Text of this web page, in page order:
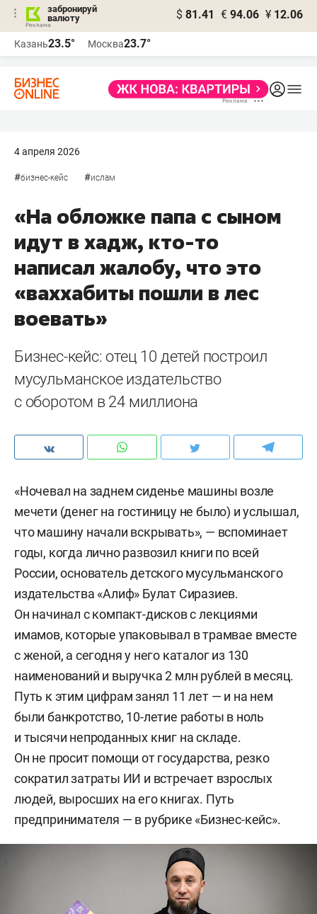
забронируй
валюту
$ 81.41 € 94.06 ¥ 12.06
Казань23.5° Москва23.7°
4 апреля 2026
#бизнес-кейс #ислам
«На обложке папа с сыном
идут в хадж, кто-то
написал жалобу, что это
«ваххабиты пошли в лес
воевать»
Бизнес-кейс: отец 10 детей построил
мусульманское издательство
с оборотом в 24 миллиона
«Ночевал на заднем сиденье машины возле
мечети (денег на гостиницу не было) и услышал,
что машину начали вскрывать», — вспоминает
годы, когда лично развозил книги по всей
России, основатель детского мусульманского
издательства «Алиф» Булат Сиразиев.
Он начинал с компакт-дисков с лекциями
имамов, которые упаковывал в трамвае вместе
с женой, а сегодня у него каталог из 130
наименований и выручка 2 млн рублей в месяц.
Путь к этим цифрам занял 11 лет — и на нем
были банкротство, 10-летие работы в ноль
и тысячи непроданных книг на складе.
Он не просит помощи от государства, резко
сократил затраты ИИ и встречает взрослых
людей, выросших на его книгах. Путь
предпринимателя — в рубрике «Бизнес-кейс».